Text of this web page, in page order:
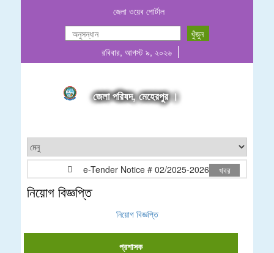
জেলা ওয়েব পোর্টাল
রবিবার, আগস্ট ৯, ২০২৬
জেলা পরিষদ, মেহেরপুর ।
e-Tender Notice # 02/2025-2026 খবর
নিয়োগ বিজ্ঞপ্তি
নিয়োগ বিজ্ঞপ্তি
প্রশাসক